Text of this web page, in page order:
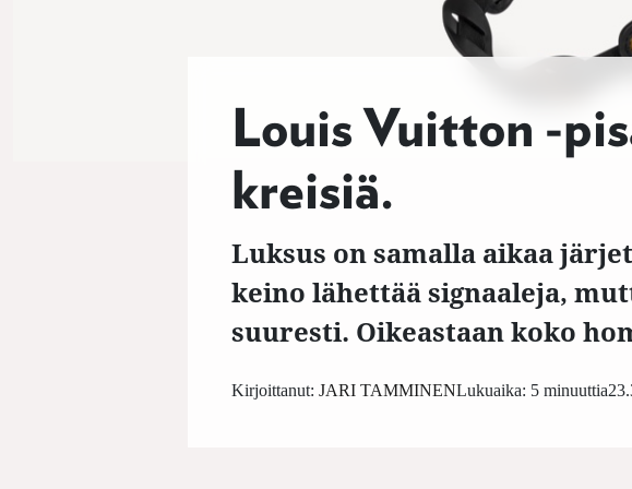
Louis Vuitton -
kreisiä.
Luksus on samalla aikaa
keino lähettää signaaleja,
suuresti. Oikeastaan koko
Kirjoittanut: JARI TAMMINENLukuaika: 5 minuuttia